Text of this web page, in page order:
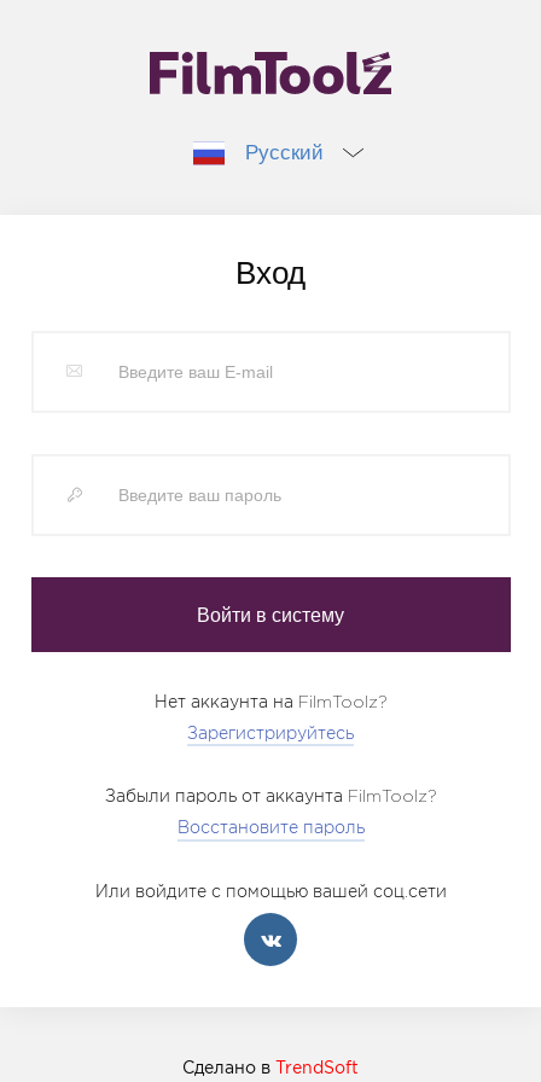
Русский
Вход
Нет аккаунта на FilmToolz?
Зарегистрируйтесь
Забыли пароль от аккаунта FilmToolz?
Восстановите пароль
Или войдите с помощью вашей соц.сети
Сделано в TrendSoft